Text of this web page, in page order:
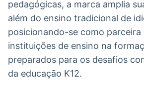
Cotações e
headlines
notícias
pedagógicas, a marca amplia
além do ensino tradicional de
posicionando-se como
instituições de ensino na
preparados para os desafios
da educação K12.